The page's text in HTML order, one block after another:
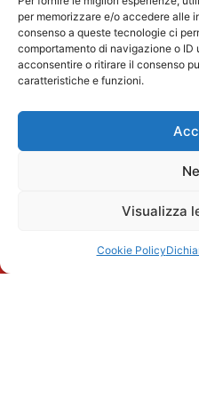
per memorizzare e/o accedere alle
consenso a queste tecnologie ci
comportamento di navigazione o ID
acconsentire o ritirare il consenso
caratteristiche e funzioni.
Visualizza
Cookie Policy
di Via Tortona a
Milano.
Servizi per
architetti
Servizi per
le aziende